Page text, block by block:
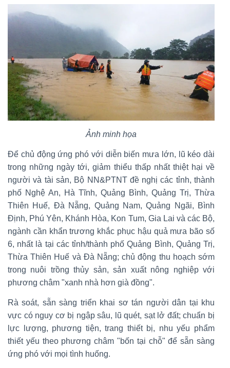
Ảnh minh họa
Để chủ động ứng phó với diễn biến mưa lớn, lũ kéo dài
trong những ngày tới, giảm thiểu thấp nhất thiệt hại về
người và tài sản, Bộ NN&PTNT đề nghị các tỉnh, thành
phố Nghệ An, Hà Tĩnh, Quảng Bình, Quảng Trị, Thừa
Thiên Huế, Đà Nẵng, Quảng Nam, Quảng Ngãi, Bình
Định, Phú Yên, Khánh Hòa, Kon Tum, Gia Lai và các Bộ,
ngành cần khẩn trương khắc phục hậu quả mưa bão số
6, nhất là tại các tỉnh/thành phố Quảng Bình, Quảng Trị,
Thừa Thiên Huế và Đà Nẵng; chủ động thu hoạch sớm
trong nuôi trồng thủy sản, sản xuất nông nghiệp với
phương châm "xanh nhà hơn già đồng".
Rà soát, sẵn sàng triển khai sơ tán người dân tại khu
vực có nguy cơ bị ngập sâu, lũ quét, sạt lở đất; chuẩn bị
lực lượng, phương tiện, trang thiết bị, nhu yếu phẩm
thiết yếu theo phương châm "bốn tại chỗ" để sẵn sàng
ứng phó với mọi tình huống.